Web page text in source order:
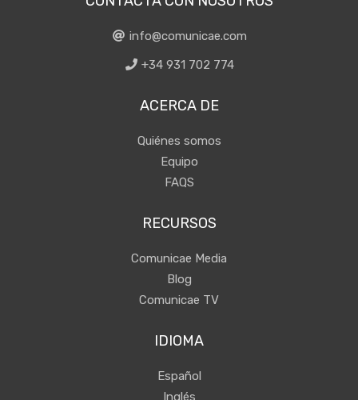
info@comunicae.com
+34 931 702 774
ACERCA DE
Quiénes somos
Equipo
FAQS
RECURSOS
Comunicae Media
Blog
Comunicae TV
IDIOMA
Español
Inglés